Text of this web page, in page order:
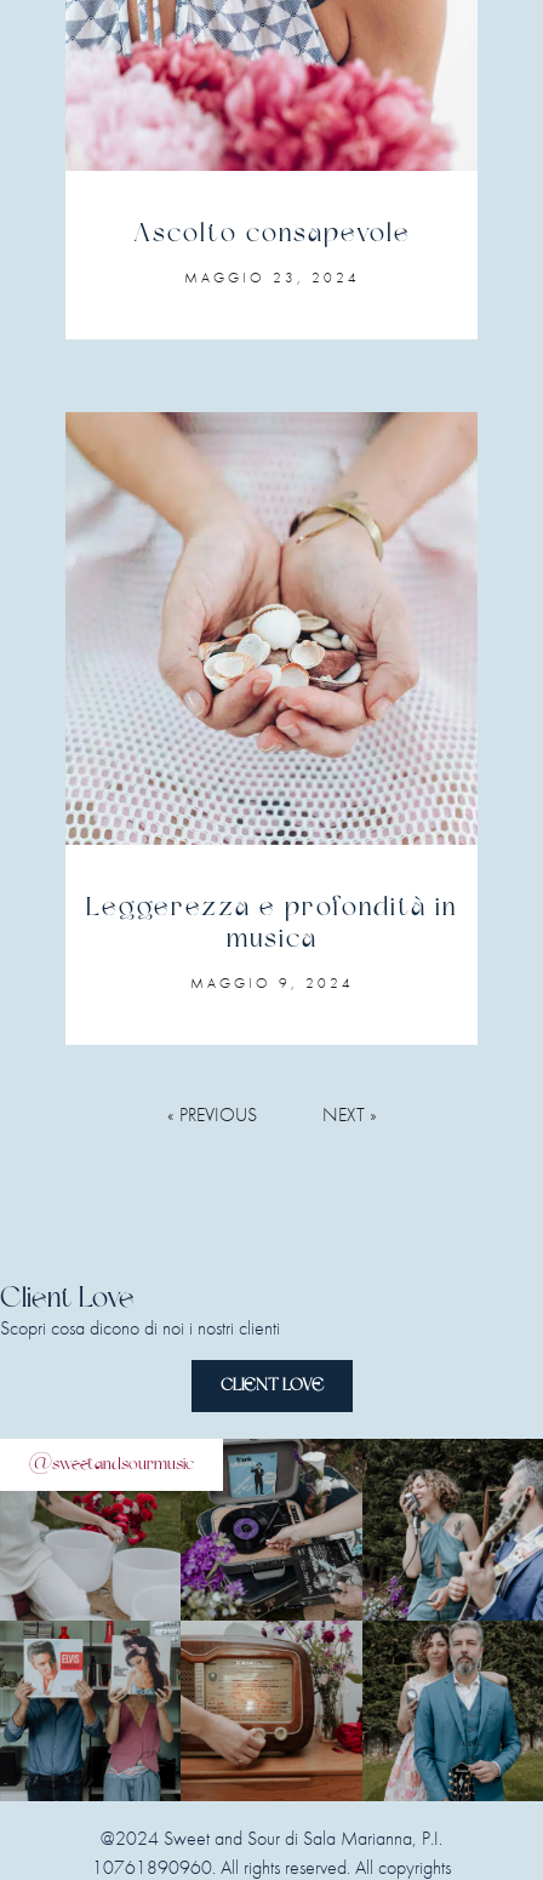
Ascolto consapevole
MAGGIO 23, 2024
Leggerezza e profondità in
musica
MAGGIO 9, 2024
« PREVIOUS NEXT »
Client Love
Scopri cosa dicono di noi i nostri clienti
CLIENT LOVE
@sweetandsourmusic
@2024 Sweet and Sour di Sala Marianna, P.I.
10761890960. All rights reserved. All copyrights